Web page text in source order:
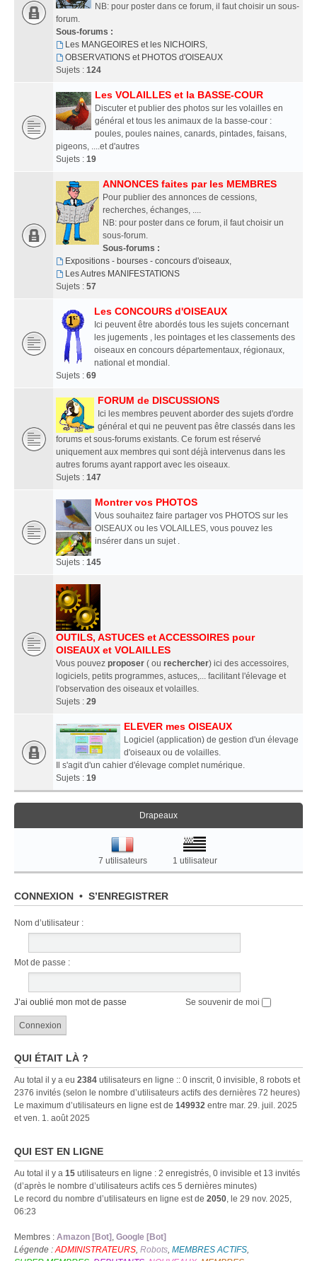
NB: pour poster dans ce forum, il faut choisir un sous-
forum.
Sous-forums :
Les MANGEOIRES et les NICHOIRS,
OBSERVATIONS et PHOTOS d'OISEAUX
Sujets : 124
Les VOLAILLES et la BASSE-COUR
Discuter et publier des photos sur les volailles en
général et tous les animaux de la basse-cour :
poules, poules naines, canards, pintades, faisans,
pigeons, ....et d'autres
Sujets : 19
ANNONCES faites par les MEMBRES
Pour publier des annonces de cessions,
recherches, échanges, ....
NB: pour poster dans ce forum, il faut choisir un
sous-forum.
Sous-forums :
Expositions - bourses - concours d'oiseaux,
Les Autres MANIFESTATIONS
Sujets : 57
Les CONCOURS d'OISEAUX
Ici peuvent être abordés tous les sujets concernant
les jugements , les pointages et les classements des
oiseaux en concours départementaux, régionaux,
national et mondial.
Sujets : 69
FORUM de DISCUSSIONS
Ici les membres peuvent aborder des sujets d'ordre
général et qui ne peuvent pas être classés dans les
forums et sous-forums existants. Ce forum est réservé
uniquement aux membres qui sont déjà intervenus dans les
autres forums ayant rapport avec les oiseaux.
Sujets : 147
Montrer vos PHOTOS
Vous souhaitez faire partager vos PHOTOS sur les
OISEAUX ou les VOLAILLES, vous pouvez les
insérer dans un sujet .
Sujets : 145
OUTILS, ASTUCES et ACCESSOIRES pour
OISEAUX et VOLAILLES
Vous pouvez proposer ( ou rechercher) ici des accessoires,
logiciels, petits programmes, astuces,... facilitant l'élevage et
l'observation des oiseaux et volailles.
Sujets : 29
ELEVER mes OISEAUX
Logiciel (application) de gestion d'un élevage
d'oiseaux ou de volailles.
Il s'agit d'un cahier d'élevage complet numérique.
Sujets : 19
Drapeaux
7 utilisateurs 1 utilisateur
CONNEXION • S’ENREGISTRER
Nom d’utilisateur :
Mot de passe :
J’ai oublié mon mot de passe Se souvenir de moi
QUI ÉTAIT LÀ ?
Au total il y a eu 2384 utilisateurs en ligne :: 0 inscrit, 0 invisible, 8 robots et
2376 invités (selon le nombre d’utilisateurs actifs des dernières 72 heures)
Le maximum d’utilisateurs en ligne est de 149932 entre mar. 29. juil. 2025
et ven. 1. août 2025
QUI EST EN LIGNE
Au total il y a 15 utilisateurs en ligne : 2 enregistrés, 0 invisible et 13 invités
(d’après le nombre d’utilisateurs actifs ces 5 dernières minutes)
Le record du nombre d’utilisateurs en ligne est de 2050, le 29 nov. 2025,
06:23
Membres : Amazon [Bot] , Google [Bot]
Légende :ADMINISTRATEURS, Robots, MEMBRES ACTIFS,